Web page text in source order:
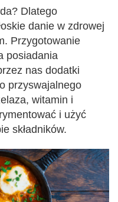
Dlatego
danie w zdrowej
Przygotowanie
posiadania
nas dodatki
przyswajalnego
witamin i
i użyć
składników.